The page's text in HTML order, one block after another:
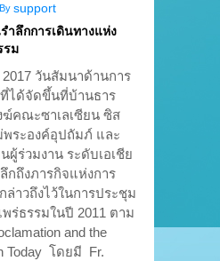
By support
ำลึกการเดินทางแห่ง
รม
วันสัมนาด้านการ
ได้จัดขึ้นที่บ้านธาร
คณะซาเลเซียน ซิส
ระองค์อุปถัมภ์ และ
ผู้ร่วมงาน ระดับเอเชีย
กถึงภารกิจแห่งการ
าวถึงไว้ในการประชุม
ร่ธรรมในปี 2011 ตาม
and the
Today โดยมี Fr.